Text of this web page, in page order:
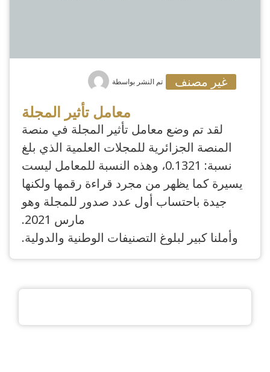
غير مصنف تم النشر بواسطة
معامل تأثير المجلة
لقد تم وضع معامل تأثير المجلة في منصة
المنصة الجزائرية للمجلات العلمية الذي بلغ
نسبة: 0.1321، وهذه النسبة للمعامل ليست
يسيرة كما يظهر من مجرد قراءة رقمها ولكنها
جيدة باحتساب أول عدد صدور للمجلة وهو
مارس 2021.
وأملنا كبير لبلوغ التصنيفات الوطنية والدولية.